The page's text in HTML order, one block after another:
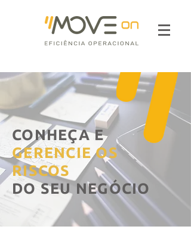
CONHEÇA E
GERENCIE OS
RISCOS
DO SEU NEGÓCIO